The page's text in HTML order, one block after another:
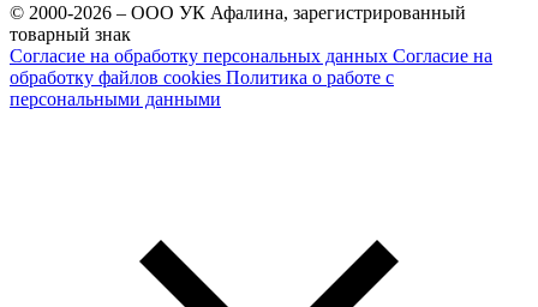
© 2000-2026 – ООО УК Афалина, зарегистрированный
товарный знак
Согласие на обработку персональных данных Согласие на
обработку файлов cookies Политика о работе с
персональными данными